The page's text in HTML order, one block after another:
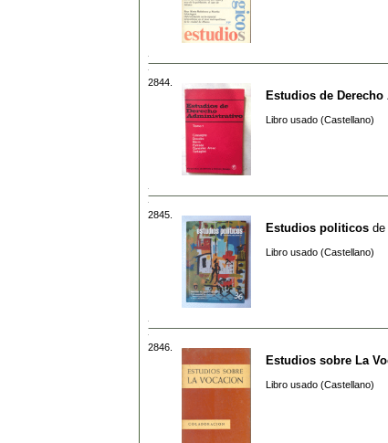
2844.
Estudios de
Libro usado (Castellano)
2845.
Estudios politicos de
Libro usado (Castellano)
2846.
Estudios sobre La
Libro usado (Castellano)